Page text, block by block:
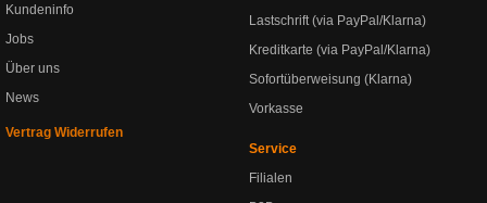
Kundeninfo
Jobs
Über uns
News
Vertrag Widerrufen
Lastschrift (via PayPal/Klarna)
Kreditkarte (via PayPal/Klarna)
Sofortüberweisung (Klarna)
Vorkasse
Service
Filialen